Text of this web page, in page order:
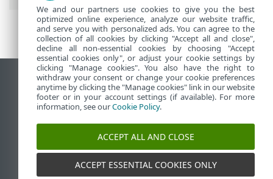
Zobraziť stránku ako na počítači
End of Life
Databáza znalostí ESET
ESET Status Portal
Technická podpora
We and our partners use cookies to give you the best
optimized online experience, analyze our website traffic,
and serve you with personalized ads. You can agree to the
collection of all cookies by clicking "Accept all and close",
decline all non-essential cookies by choosing "Accept
essential cookies only", or adjust your cookie settings by
clicking "Manage cookies". You also have the right to
withdraw your consent or change your cookie preferences
anytime by clicking the "Manage cookies" link in our website
footer or in your account settings (if available). For more
information, see ourCookie Policy.
ACCEPT ALL AND CLOSE
ACCEPT ESSENTIAL COOKIES ONLY